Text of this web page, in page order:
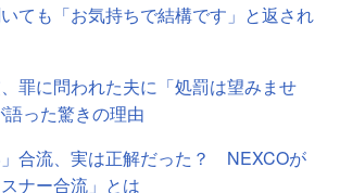
ても「お気持ちで結構です」と返され
罪に問われた夫に「処罰は望みませ
った驚きの理由
合流、実は正解だった？ NEXCOが
ナー合流」とは